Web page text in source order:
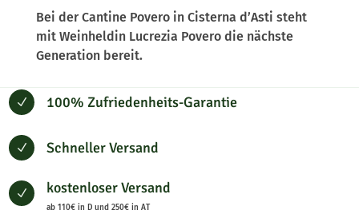
Bei der Cantine Povero in Cisterna d’Asti steht
mit Weinheldin Lucrezia Povero die nächste
Generation bereit.
N 100% Zufriedenheits-Garantie
N Schneller Versand
N kostenloser Versand
ab 110€ in D und 250€ in AT